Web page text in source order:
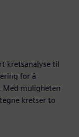
kretsanalyse til
for å
Med muligheten
kretser to